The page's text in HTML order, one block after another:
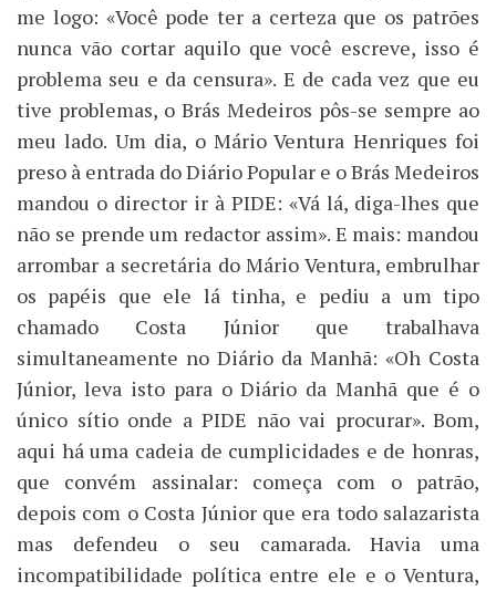
me logo: «Você pode ter a certeza que os patrões
nunca vão cortar aquilo que você escreve, isso é
problema seu e da censura». E de cada vez que eu
tive problemas, o Brás Medeiros pôs-se sempre ao
meu lado. Um dia, o Mário Ventura Henriques foi
preso à entrada do Diário Popular e o Brás Medeiros
mandou o director ir à PIDE: «Vá lá, diga-lhes que
não se prende um redactor assim». E mais: mandou
arrombar a secretária do Mário Ventura, embrulhar
os papéis que ele lá tinha, e pediu a um tipo
chamado Costa Júnior que trabalhava
simultaneamente no Diário da Manhã: «Oh Costa
Júnior, leva isto para o Diário da Manhã que é o
único sítio onde a PIDE não vai procurar». Bom,
aqui há uma cadeia de cumplicidades e de honras,
que convém assinalar: começa com o patrão,
depois com o Costa Júnior que era todo salazarista
mas defendeu o seu camarada. Havia uma
incompatibilidade política entre ele e o Ventura,